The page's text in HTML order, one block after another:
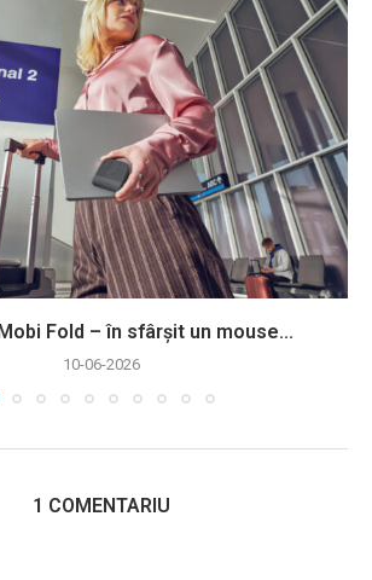
Fold – în sfârșit un mouse...
10-06-2026
1 COMENTARIU